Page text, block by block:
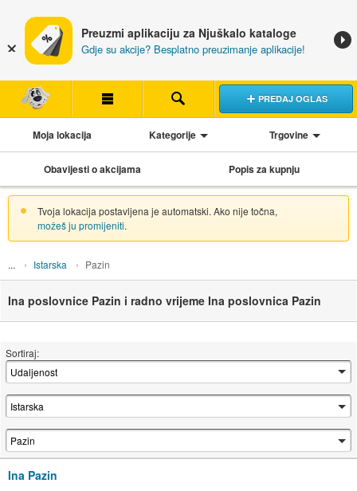
Preuzmi aplikaciju za Njuškalo kataloge
Gdje su akcije? Besplatno preuzimanje aplikacije!
PREDAJ OGLAS
Moja lokacija Kategorije Trgovine
Obavijesti o akcijama Popis za kupnju
Tvoja lokacija postavljena je automatski. Ako nije točna,
možeš ju promijeniti.
Istarska Pazin
Ina poslovnice Pazin i radno vrijeme Ina poslovnica Pazin
Sortiraj:
Ina Pazin